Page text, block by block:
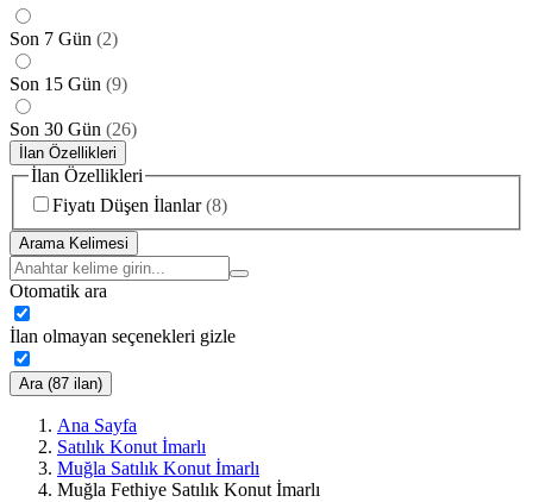
Son 7 Gün (2)
Son 15 Gün (9)
Son 30 Gün (26)
İlan Özellikleri
İlan Özellikleri
Fiyatı Düşen İlanlar (8)
Arama Kelimesi
Otomatik ara
İlan olmayan seçenekleri gizle
Ara (87 ilan)
Ana Sayfa
Satılık Konut İmarlı
Muğla Satılık Konut İmarlı
Muğla Fethiye Satılık Konut İmarlı